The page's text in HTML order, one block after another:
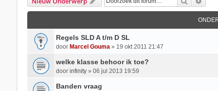
Regels SLD A t/m D SL
door Marcel Gouma» 19 okt 2011 21:47
welke klasse behoor ik toe?
door infinity» 06 jul 2013 19:59
Banden vraag